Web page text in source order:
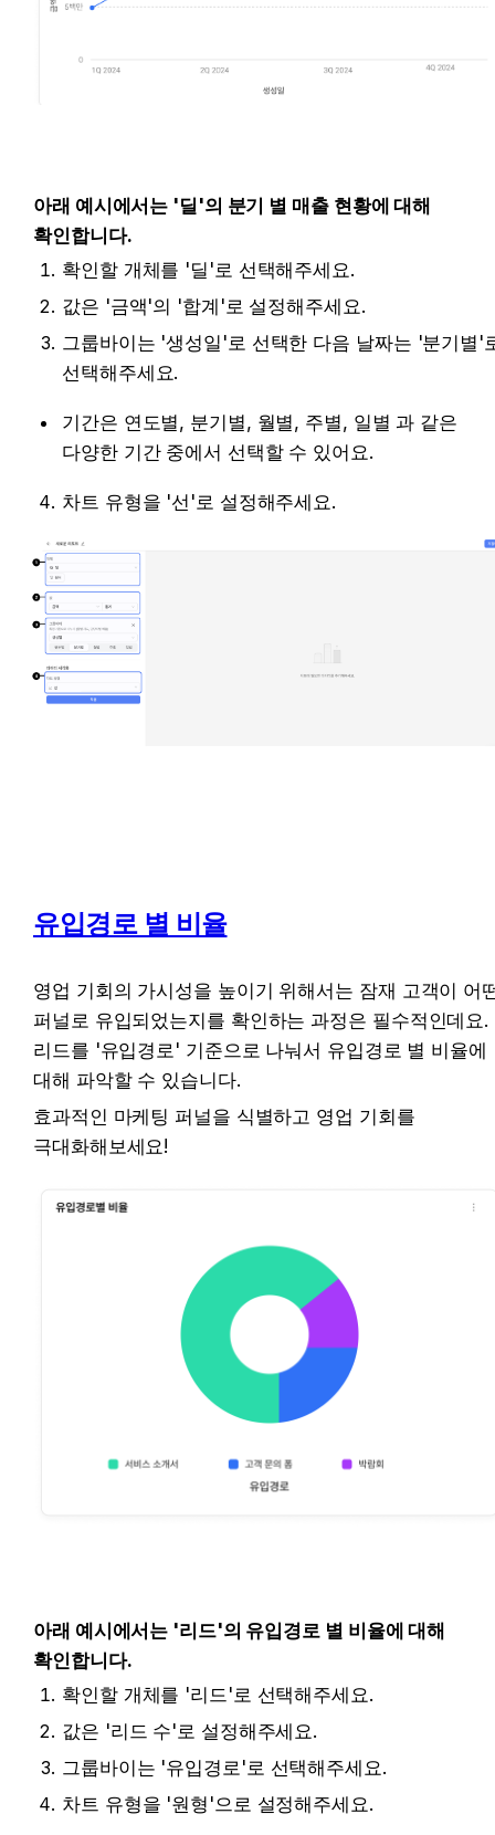
아래 예시에서는 '딜'의 분기 별 매출 현황에 대해
확인합니다.
확인할 개체를 '딜'로 선택해주세요.
값은 '금액'의 '합계'로 설정해주세요.
그룹바이는 '생성일'로 선택한 다음 날짜는 '분기별'
선택해주세요.
기간은 연도별, 분기별, 월별, 주별, 일별 과 같은
다양한 기간 중에서 선택할 수 있어요.
차트 유형을 '선'로 설정해주세요.
유입경로 별 비율
영업 기회의 가시성을 높이기 위해서는 잠재 고객이 어
퍼널로 유입되었는지를 확인하는 과정은 필수적인데요.
리드를 '유입경로' 기준으로 나눠서 유입경로 별 비율에
대해 파악할 수 있습니다.
효과적인 마케팅 퍼널을 식별하고 영업 기회를
극대화해보세요!
아래 예시에서는 '리드'의 유입경로 별 비율에 대해
확인합니다.
확인할 개체를 '리드'로 선택해주세요.
값은 '리드 수'로 설정해주세요.
그룹바이는 '유입경로'로 선택해주세요.
차트 유형을 '원형'으로 설정해주세요.